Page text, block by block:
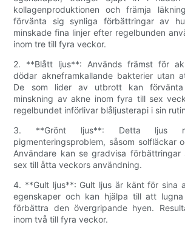
kollagenproduktionen och främja
förvänta sig synliga förbättringar av
minskade fina linjer efter regelbunden
inom tre till fyra veckor.
2. **Blått ljus**: Används främst för
dödar akneframkallande bakterier utan
De som lider av utbrott kan
minskning av akne inom fyra till sex
regelbundet införlivar blåljusterapi i sin
3. **Grönt ljus**: Detta ljus
pigmenteringsproblem, såsom solfläckar
Användare kan se gradvisa förbättringar
sex till åtta veckors användning.
4. **Gult ljus**: Gult ljus är känt för sina
egenskaper och kan hjälpa till att
förbättra den övergripande hyen.
inom två till fyra veckor.